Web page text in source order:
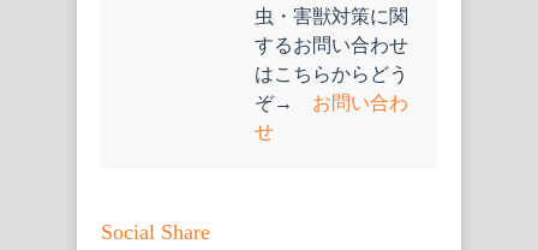
虫・害獣対策に関
するお問い合わせ
はこちらからどう
ぞ→ お問い合わ
せ
Social Share